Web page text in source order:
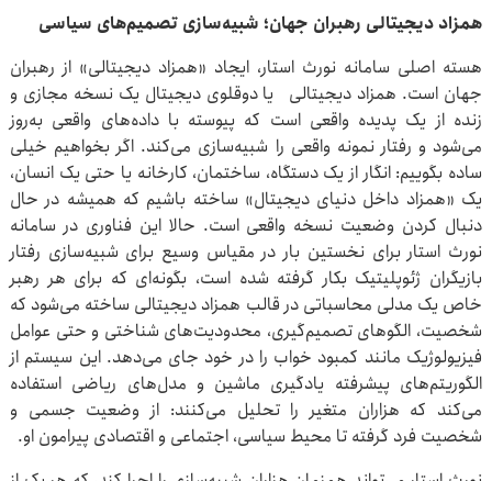
همزاد دیجیتالی رهبران جهان؛ شبیه‌سازی تصمیم‌های سیاسی
هسته اصلی سامانه نورث استار، ایجاد «همزاد دیجیتالی» از رهبران
جهان است. همزاد دیجیتالی یا دوقلوی دیجیتال یک نسخه مجازی و
زنده از یک پدیده واقعی است که پیوسته با داده‌های واقعی به‌روز
می‌شود و رفتار نمونه واقعی را شبیه‌سازی می‌کند. اگر بخواهیم خیلی
ساده بگوییم: انگار از یک دستگاه، ساختمان، کارخانه یا حتی یک انسان،
یک «همزاد داخل دنیای دیجیتال» ساخته باشیم که همیشه در حال
دنبال کردن وضعیت نسخه واقعی است. حالا این فناوری در سامانه
نورث استار برای نخستین بار در مقیاس وسیع برای شبیه‌سازی رفتار
بازیگران ژئوپلیتیک بکار گرفته شده است، بگونه‌ای که برای هر رهبر
خاص یک مدلی محاسباتی در قالب همزاد دیجیتالی ساخته می‌شود که
شخصیت، الگوهای تصمیم‌گیری، محدودیت‌های شناختی و حتی عوامل
فیزیولوژیک مانند کمبود خواب را در خود جای می‌دهد. این سیستم از
الگوریتم‌های پیشرفته یادگیری ماشین و مدل‌های ریاضی استفاده
می‌کند که هزاران متغیر را تحلیل می‌کنند: از وضعیت جسمی و
شخصیت فرد گرفته تا محیط سیاسی، اجتماعی و اقتصادی پیرامون او.